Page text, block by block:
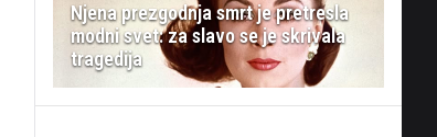
Njena prezgodnja smrt je pretresla
modni svet: za slavo se je skrivala
tragedija